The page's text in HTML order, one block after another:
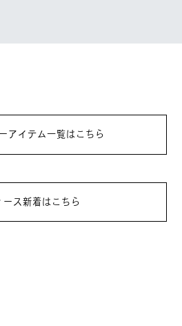
アイテム一覧はこちら
ース新着はこちら